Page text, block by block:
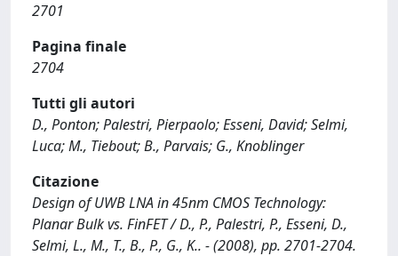
2701
Pagina finale
2704
Tutti gli autori
D., Ponton; Palestri, Pierpaolo; Esseni, David; Selmi,
Luca; M., Tiebout; B., Parvais; G., Knoblinger
Citazione
Design of UWB LNA in 45nm CMOS Technology:
Planar Bulk vs. FinFET / D., P., Palestri, P., Esseni, D.,
Selmi, L., M., T., B., P., G., K.. - (2008), pp. 2701-2704.